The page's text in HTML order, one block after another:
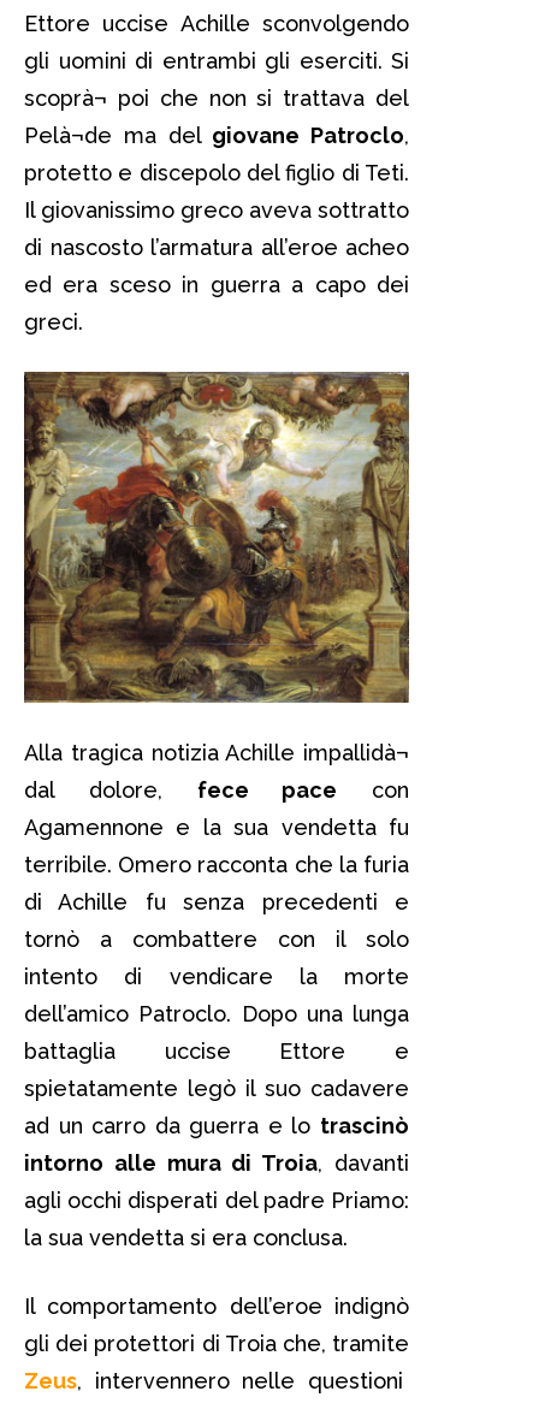
Ettore uccise Achille sconvolgendo
gli uomini di entrambi gli eserciti. Si
scoprà¬ poi che non si trattava del
Pelà¬de ma del giovane Patroclo,
protetto e discepolo del figlio di Teti.
Il giovanissimo greco aveva sottratto
di nascosto l’armatura all’eroe acheo
ed era sceso in guerra a capo dei
greci.
Alla tragica notizia Achille impallidà¬
dal dolore, fece pace con
Agamennone e la sua vendetta fu
terribile. Omero racconta che la furia
di Achille fu senza precedenti e
tornò a combattere con il solo
intento di vendicare la morte
dell’amico Patroclo. Dopo una lunga
battaglia uccise Ettore e
spietatamente legò il suo cadavere
ad un carro da guerra e lo trascinò
intorno alle mura di Troia, davanti
agli occhi disperati del padre Priamo:
la sua vendetta si era conclusa.
Il comportamento dell’eroe indignò
gli dei protettori di Troia che, tramite
Zeus, intervennero nelle questioni